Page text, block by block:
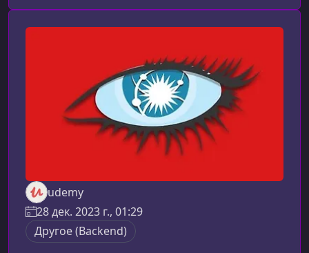
Native и GraalVM для повышения
производительности облачных и
изучите в этом курсеСоздание и оптимизация
микросервисов на базе Sprin
udemy
28 дек. 2023 г., 01:29
Другое (Backend)